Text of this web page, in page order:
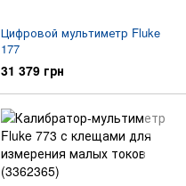
Цифровой мультиметр Fluke
177
31 379 грн